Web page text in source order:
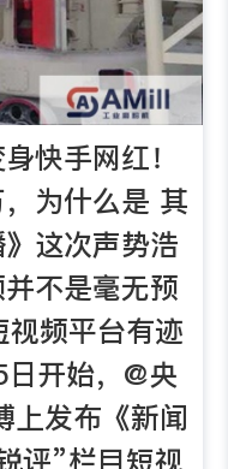
快手网红！
为什么是 其
这次声势浩
不是毫无预
频平台有迹
开始，@央
上发布《新闻
评”栏目短视